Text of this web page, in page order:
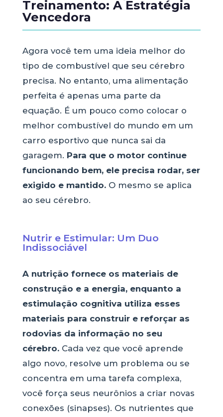
Treinamento: A Estratégia
Vencedora
Agora você tem uma ideia melhor do
tipo de combustível que seu cérebro
precisa. No entanto, uma alimentação
perfeita é apenas uma parte da
equação. É um pouco como colocar o
melhor combustível do mundo em um
carro esportivo que nunca sai da
garagem. Para que o motor continue
funcionando bem, ele precisa rodar, ser
exigido e mantido.O mesmo se aplica
ao seu cérebro.
Nutrir e Estimular: Um Duo
Indissociável
A nutrição fornece os materiais de
construção e a energia, enquanto a
estimulação cognitiva utiliza esses
materiais para construir e reforçar as
rodovias da informação no seu
cérebro.Cada vez que você aprende
algo novo, resolve um problema ou se
concentra em uma tarefa complexa,
você força seus neurônios a criar novas
conexões (sinapses). Os nutrientes que